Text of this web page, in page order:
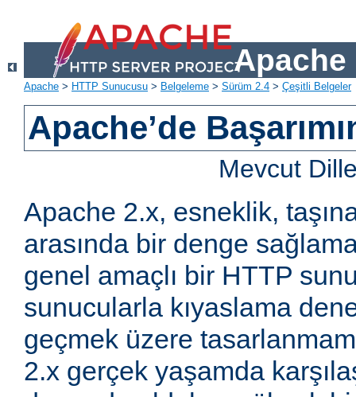
Apache
Apache > HTTP Sunucusu > Belgeleme > Sürüm 2.4 > Çeşitli Belgeler
Apache’de
Mevcut
Apache 2.x, esneklik,
arasında bir denge
genel amaçlı bir HTTP
sunucularla kıyaslama
geçmek üzere
2.x gerçek yaşamda